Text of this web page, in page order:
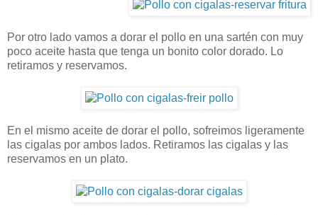
Por otro lado vamos a dorar el pollo en una sartén con muy
poco aceite hasta que tenga un bonito color dorado. Lo
retiramos y reservamos.
En el mismo aceite de dorar el pollo, sofreimos ligeramente
las cigalas por ambos lados. Retiramos las cigalas y las
reservamos en un plato.